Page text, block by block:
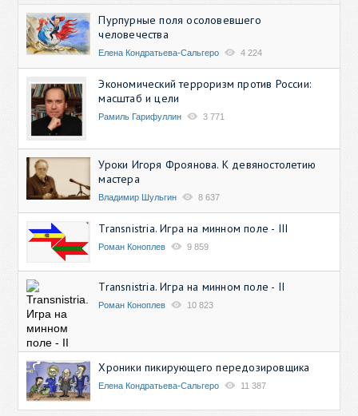
Пурпурные поля осоловевшего
человечества
Елена Кондратьева-Сальгеро 4 224
Экономический терроризм против России:
масштаб и цели
Рамиль Гарифуллин 3 771
Уроки Игоря Фроянова. К девяностолетию
мастера
Владимир Шульгин 8 637
Transnistria. Игра на минном поле - III
Роман Коноплев 9 859
Transnistria. Игра на минном поле - II
Роман Коноплев 10 823
Хроники пикирующего передозировщика
Елена Кондратьева-Сальгеро 11 387